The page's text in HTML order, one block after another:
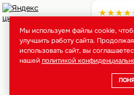
Мы используем файлы cookie,
улучшить работу сайта. Продолжая
использовать сайт, вы
нашей политикой